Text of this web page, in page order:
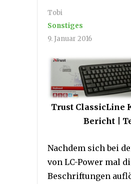
Tobi
Sonstiges
9. Januar 2016
Trust ClassicLine
Bericht |
Nachdem sich bei
von LC-Power mal
Beschriftungen